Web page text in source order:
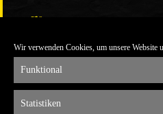
Wir verwenden Cookies, um unsere Website
Funktional
Statistiken
ULTRABLOG DER YELLOW
ALEMANNIA VERKAUFT MAN
ARCHIV